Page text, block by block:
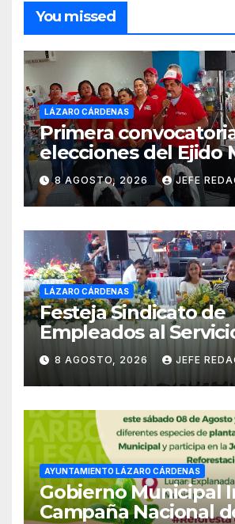
You missed
LÁZARO CÁRDENAS
Primera
elecciones del Ejido
Ocampo en Lázaro
el domingo
8 AGOSTO, 2026 JEFE
LÁZARO CÁRDENAS
Festeja Sindicato de
Empleados al
Ayuntamiento de
Empleado Municipal
8 AGOSTO, 2026 JEFE
AYUNTAMIENTO LÁZARO CÁRDENAS
Gobierno Municipal
Campaña Nacional